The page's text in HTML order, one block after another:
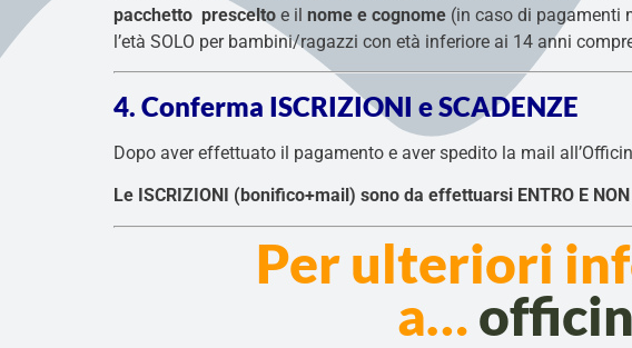
pacchetto prescelto e il nome e cognome (in caso di pagamenti
l’età SOLO per bambini/ragazzi con età inferiore ai 14 anni
4. Conferma ISCRIZIONI e SCADENZE
Dopo aver effettuato il pagamento e aver spedito la mail
Le ISCRIZIONI (bonifico+mail) sono da effettuarsi ENTRO E NON
Per ulteriori
a…